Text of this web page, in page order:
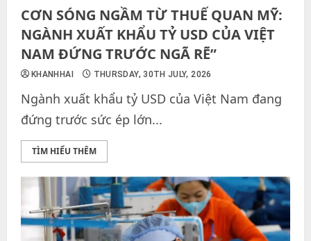
CƠN SÓNG NGẦM TỪ THUẾ QUAN MỸ:
NGÀNH XUẤT KHẨU TỶ USD CỦA VIỆT
NAM ĐỨNG TRƯỚC NGÃ RẼ”
KHANHHAI THURSDAY, 30TH JULY, 2026
Ngành xuất khẩu tỷ USD của Việt Nam đang
đứng trước sức ép lớn...
TÌM HIỂU THÊM